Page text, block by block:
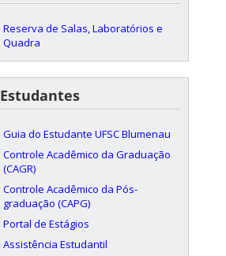
Reserva de Salas, Laboratórios e
Quadra
Estudantes
Guia do Estudante UFSC Blumenau
Controle Acadêmico da Graduação
(CAGR)
Controle Acadêmico da Pós-
graduação (CAPG)
Portal de Estágios
Assistência Estudantil